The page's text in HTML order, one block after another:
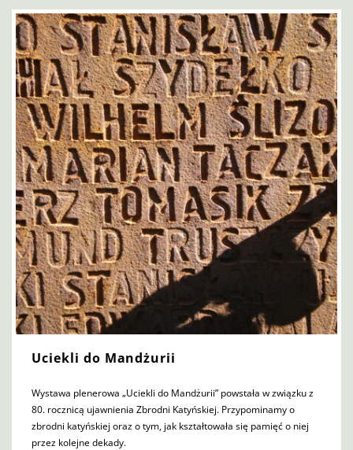
Uciekli do Mandżurii
Wystawa plenerowa „Uciekli do Mandżurii” powstała w związku z
80. rocznicą ujawnienia Zbrodni Katyńskiej. Przypominamy o
zbrodni katyńskiej oraz o tym, jak kształtowała się pamięć o niej
przez kolejne dekady.